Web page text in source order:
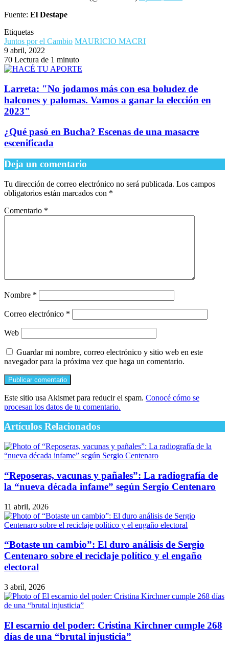
Fuente: El Destape
Etiquetas
Juntos por el Cambio MAURICIO MACRI
9 abril, 2022
70 Lectura de 1 minuto
Larreta: "No jodamos más con esa boludez de
halcones y palomas. Vamos a ganar la elección en
2023"
¿Qué pasó en Bucha? Escenas de una masacre
escenificada
Deja un comentario
Tu dirección de correo electrónico no será publicada. Los campos
obligatorios están marcados con *
Comentario *
Nombre *
Correo electrónico *
Web
Guardar mi nombre, correo electrónico y sitio web en este
navegador para la próxima vez que haga un comentario.
Este sitio usa Akismet para reducir el spam. Conocé cómo se
procesan los datos de tu comentario.
Artículos Relacionados
“Reposeras, vacunas y pañales”: La radiografía de
la “nueva década infame” según Sergio Centenaro
11 abril, 2026
“Botaste un cambio”: El duro análisis de Sergio
Centenaro sobre el reciclaje político y el engaño
electoral
3 abril, 2026
El escarnio del poder: Cristina Kirchner cumple 268
días de una “brutal injusticia”